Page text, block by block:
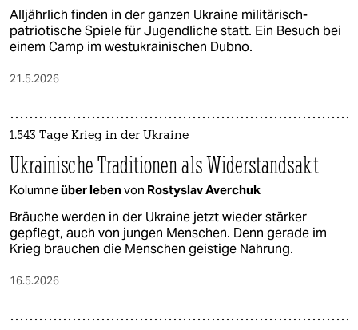
Alljährlich finden in der ganzen Ukraine militärisch-
patriotische Spiele für Jugendliche statt. Ein Besuch bei
einem Camp im westukrainischen Dubno.
21.5.2026
1.543 Tage Krieg in der Ukraine
Ukrainische Traditionen als Widerstandsakt
Kolumneüber lebenvon Rostyslav Averchuk
Bräuche werden in der Ukraine jetzt wieder stärker
gepflegt, auch von jungen Menschen. Denn gerade im
Krieg brauchen die Menschen geistige Nahrung.
16.5.2026